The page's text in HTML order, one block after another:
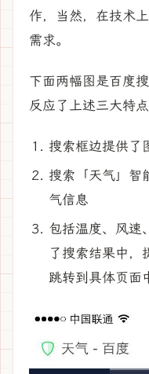
作，当然，在技术
需求。
下面两幅图是百度
反应了上述三大特点
搜索框边提供了
搜索「天气」智
气信息
包括温度、风速
了搜索结果中，
跳转到具体页面